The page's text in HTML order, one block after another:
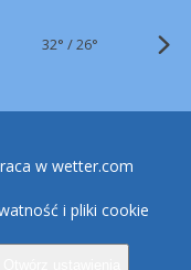
32° /26°
w wetter.com
i pliki cookie